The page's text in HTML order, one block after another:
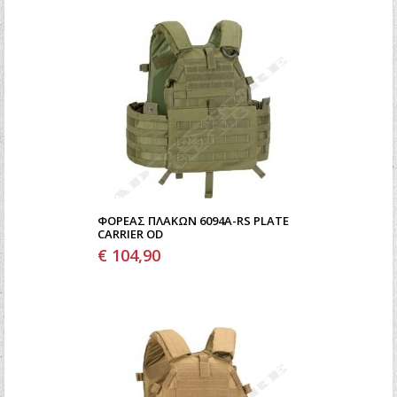
ΦΟΡΈΑΣ ΠΛΑΚΏΝ 6094A-RS PLATE
CARRIER OD
€ 104,90